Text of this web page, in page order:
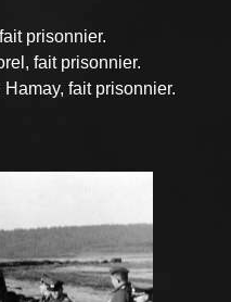
prisonnier.
fait prisonnier.
fait prisonnier.